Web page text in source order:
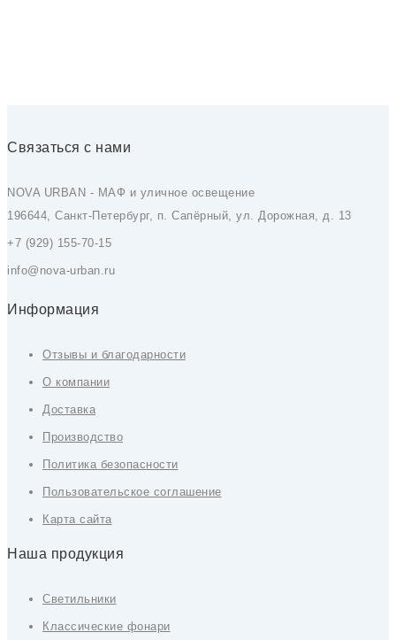
Связаться с нами
NOVA URBAN - МАФ и уличное освещение
196644, Санкт-Петербург, п. Сапёрный, ул. Дорожная, д. 13
+7 (929) 155-70-15
info@nova-urban.ru
Информация
Отзывы и благодарности
О компании
Доставка
Производство
Политика безопасности
Пользовательское соглашение
Карта сайта
Наша продукция
Светильники
Классические фонари